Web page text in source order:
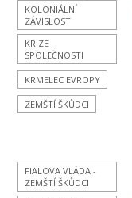
KOLONIÁLNÍ
ZÁVISLOST
KRIZE
SPOLEČNOSTI
KRMELEC EVROPY
ZEMŠTÍ ŠKŮDCI
FIALOVA VLÁDA -
ZEMŠTÍ ŠKŮDCI